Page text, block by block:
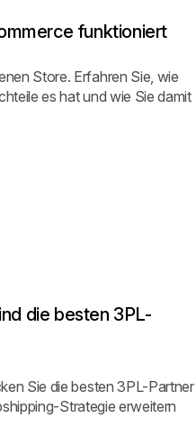
funktioniert
Store. Erfahren Sie, wie
es hat und wie Sie damit
die besten 3PL-
Sie die besten 3PL-Partner
Strategie erweitern